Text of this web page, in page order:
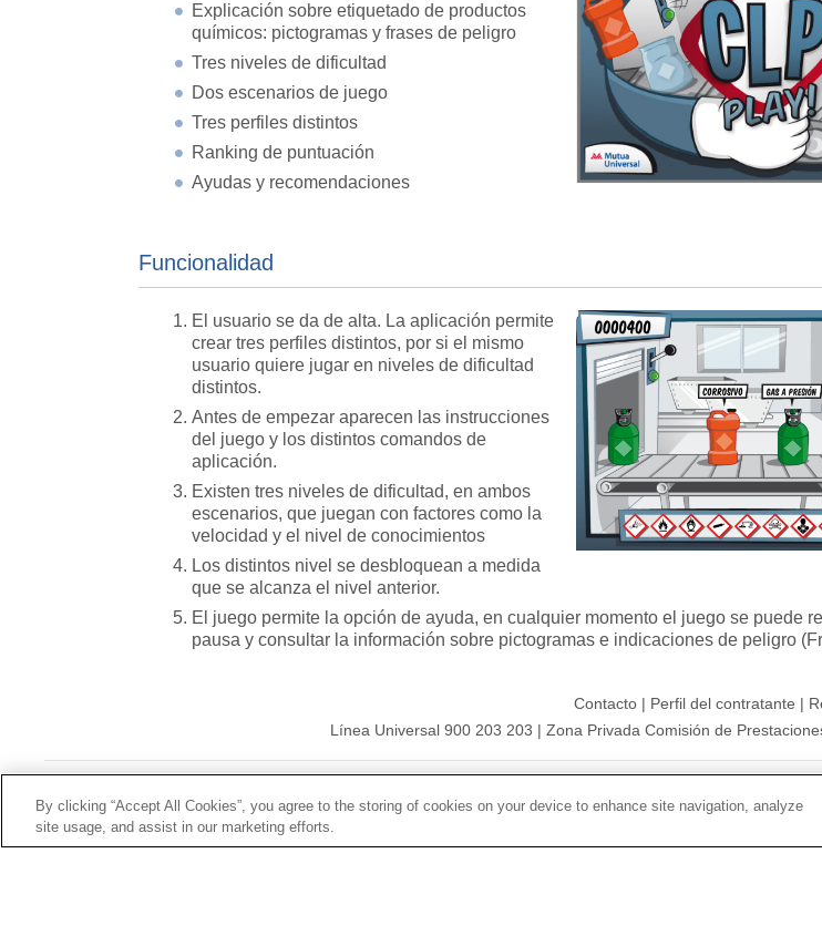
Explicación sobre etiquetado de productos
químicos: pictogramas y frases de peligro
Tres niveles de dificultad
Dos escenarios de juego
Tres perfiles distintos
Ranking de puntuación
Ayudas y recomendaciones
Funcionalidad
El usuario se da de alta. La aplicación permite
crear tres perfiles distintos, por si el mismo
usuario quiere jugar en niveles de dificultad
distintos.
Antes de empezar aparecen las instrucciones
del juego y los distintos comandos de
aplicación.
Existen tres niveles de dificultad, en ambos
escenarios, que juegan con factores como la
velocidad y el nivel de conocimientos
Los distintos nivel se desbloquean a medida
que se alcanza el nivel anterior.
El juego permite la opción de ayuda, en cualquier momento el juego se puede
pausa y consultar la información sobre pictogramas e indicaciones de peligro
Contacto| Perfil del contratante |
Línea Universal 900 203 203 | Zona Privada Comisión de
Política
By clicking “Accept All Cookies”, you agree to the storing of cookies on your device to enhance site navigation, analyze
site usage, and assist in our marketing efforts.